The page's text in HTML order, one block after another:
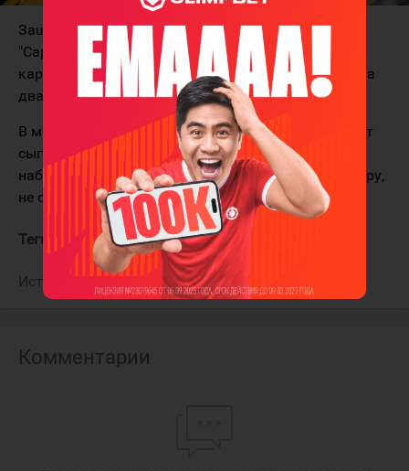
Защитник Антон Горбачёв продлил контракт с
"Сарыаркой", сообщает пресс-служба
карагандинского клуба. Соглашение рассчитано на
два года.
В минувшем сезоне 24-летний российский хоккеист
сыграл в регулярном чемпионате ВХЛ 27 матчей и
набрал 4 (3+1) очка. В плей-офф он провёл одну игру,
не отметившись результативными действиями.
Теги: Горбачёв Антон Сарыарка
Источник:ХК "Сарыарка"
Комментарии